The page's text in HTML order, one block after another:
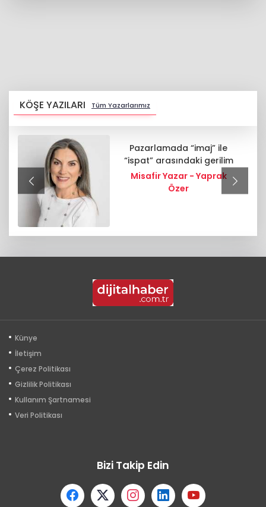
KÖŞE YAZILARI Tüm Yazarlarımız
Pazarlamada “imaj” ile
“ispat” arasındaki gerilim
Misafir Yazar - Yaprak
Özer
Künye
İletişim
Çerez Politikası
Gizlilik Politikası
Kullanım Şartnamesi
Veri Politikası
Bizi Takip Edin